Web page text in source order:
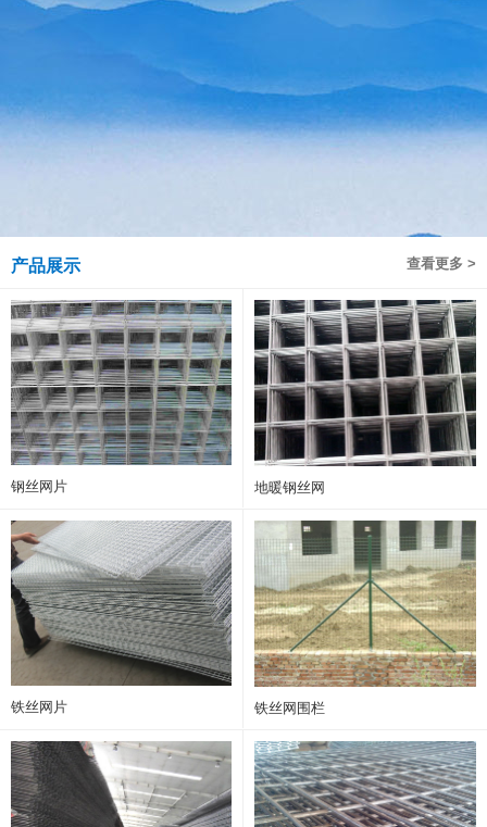
查看更多 >
产品展示
钢丝网片 地暖钢丝网
铁丝网片 铁丝网围栏